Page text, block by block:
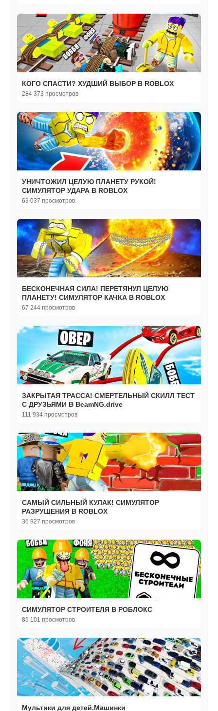
КОГО СПАСТИ? ХУДШИЙ ВЫБОР В ROBLOX
284 373 просмотров
УНИЧТОЖИЛ ЦЕЛУЮ ПЛАНЕТУ РУКОЙ!
СИМУЛЯТОР УДАРА В ROBLOX
63 037 просмотров
БЕСКОНЕЧНАЯ СИЛА! ПЕРЕТЯНУЛ ЦЕЛУЮ
ПЛАНЕТУ! СИМУЛЯТОР КАЧКА В ROBLOX
67 244 просмотров
ЗАКРЫТАЯ ТРАССА! СМЕРТЕЛЬНЫЙ СКИЛЛ ТЕСТ
С ДРУЗЬЯМИ В BeamNG.drive
111 934 просмотров
САМЫЙ СИЛЬНЫЙ КУЛАК! СИМУЛЯТОР
РАЗРУШЕНИЯ В ROBLOX
36 927 просмотров
СИМУЛЯТОР СТРОИТЕЛЯ В РОБЛОКС
89 101 просмотров
Мультики для детей.Машинки